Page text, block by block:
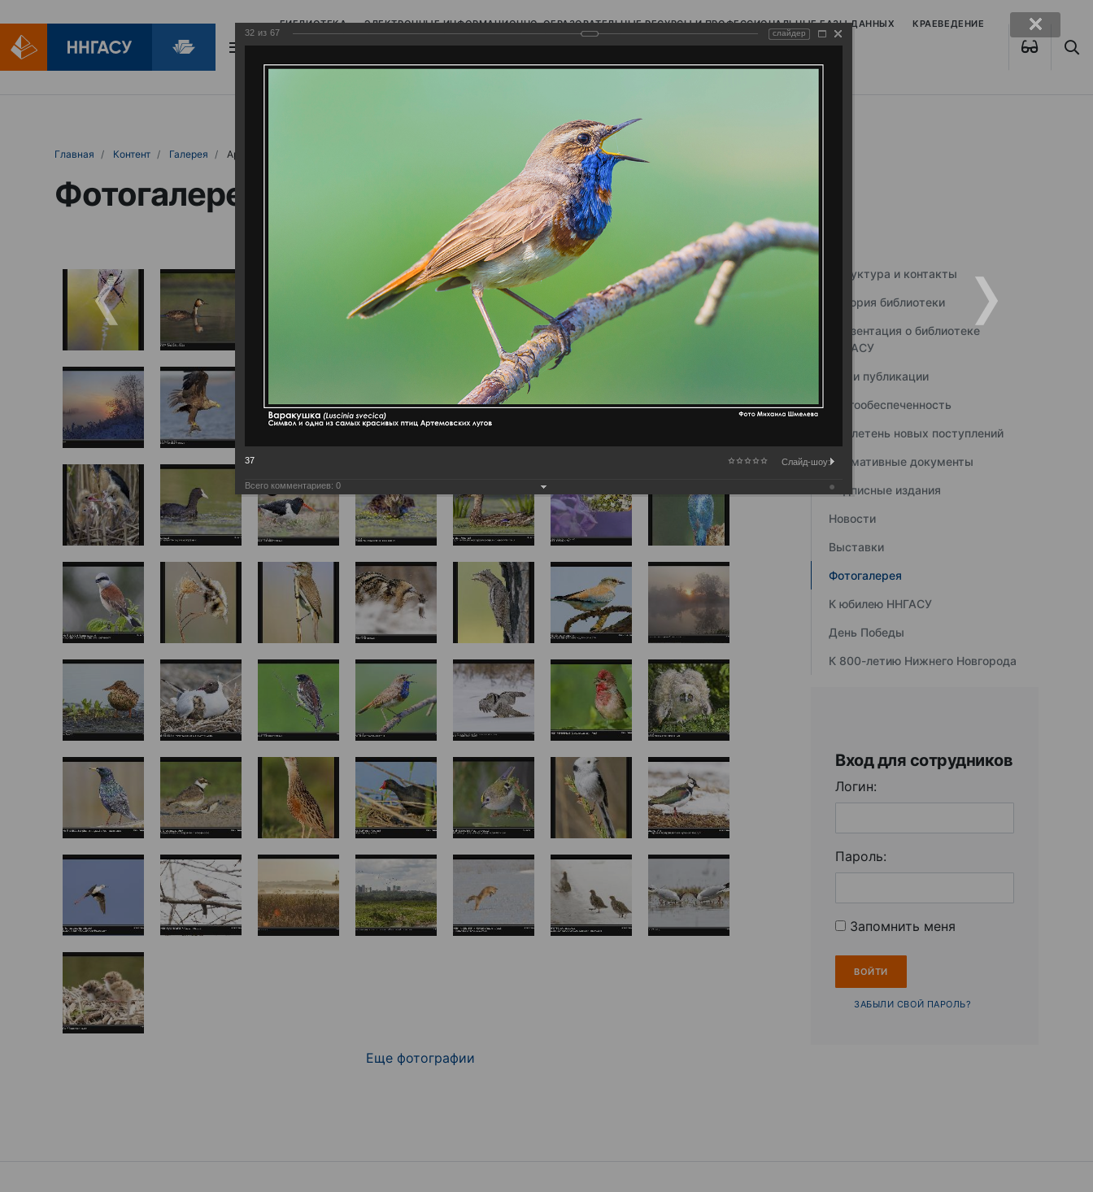
БИБЛИОТЕКА ЭЛЕКТРОННЫЕ ИНФОРМАЦИОННО-ОБРАЗОВАТЕЛЬНЫЕ РЕСУРСЫ И ПРОФЕССИОНАЛЬНЫЕ БАЗЫ ДАННЫХ КРАЕВЕДЕНИЕ
БИБЛИОПОМОЩЬ
Главная Контент Галерея Артемовские луга – жемчужина Нижегородского Поволжья
Фотогалерея
Еще фотографии
Структура и контакты
История библиотеки
Презентация о библиотеке
ННГАСУ
Наши публикации
Книгообеспеченность
Бюллетень новых поступлений
Нормативные документы
Подписные издания
Новости
Выставки
Фотогалерея
К юбилею ННГАСУ
День Победы
К 800-летию Нижнего Новгорода
Вход для сотрудников
Логин:
Пароль:
Запомнить меня
ЗАБЫЛИ СВОЙ ПАРОЛЬ?
32 из 67 слайдер
37 Слайд-шоу:
Всего комментариев: 0